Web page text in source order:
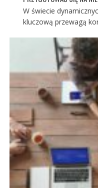
W świecie
kluczową przewagą